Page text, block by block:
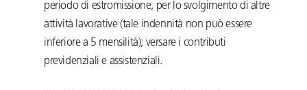
periodo di estromissione, per lo svolgimento di altre
attività lavorative (tale indennità non può essere
inferiore a 5 mensilità); versare i contributi
previdenziali e assistenziali.